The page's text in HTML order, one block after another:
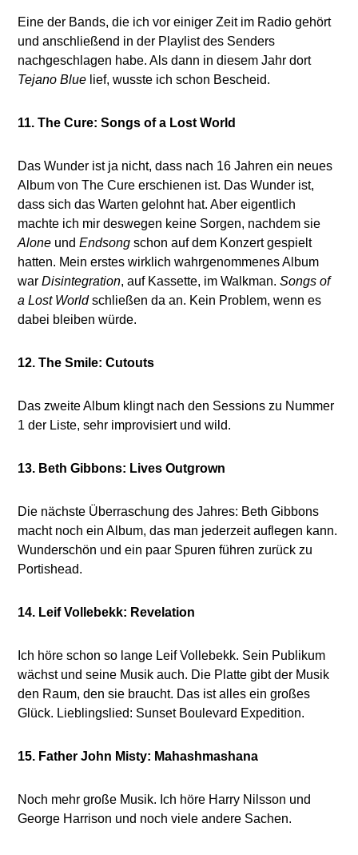
Eine der Bands, die ich vor einiger Zeit im Radio gehört
und anschließend in der Playlist des Senders
nachgeschlagen habe. Als dann in diesem Jahr dort
Tejano Blue lief, wusste ich schon Bescheid.
11. The Cure: Songs of a Lost World
Das Wunder ist ja nicht, dass nach 16 Jahren ein neues
Album von The Cure erschienen ist. Das Wunder ist,
dass sich das Warten gelohnt hat. Aber eigentlich
machte ich mir deswegen keine Sorgen, nachdem sie
Alone undEndsong schon auf dem Konzert gespielt
hatten. Mein erstes wirklich wahrgenommenes Album
warDisintegration, auf Kassette, im Walkman.Songs of
a Lost Worldschließen da an. Kein Problem, wenn es
dabei bleiben würde.
12. The Smile: Cutouts
Das zweite Album klingt nach den Sessions zu Nummer
1 der Liste, sehr improvisiert und wild.
13. Beth Gibbons: Lives Outgrown
Die nächste Überraschung des Jahres: Beth Gibbons
macht noch ein Album, das man jederzeit auflegen kann.
Wunderschön und ein paar Spuren führen zurück zu
Portishead.
14. Leif Vollebekk: Revelation
Ich höre schon so lange Leif Vollebekk. Sein Publikum
wächst und seine Musik auch. Die Platte gibt der Musik
den Raum, den sie braucht. Das ist alles ein großes
Glück. Lieblingslied: Sunset Boulevard Expedition.
15. Father John Misty: Mahashmashana
Noch mehr große Musik. Ich höre Harry Nilsson und
George Harrison und noch viele andere Sachen.